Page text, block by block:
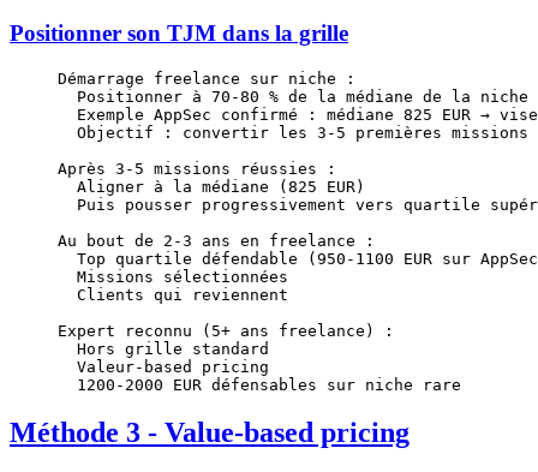
Positionner son TJM dans la grille
Démarrage freelance sur niche :
  Positionner à 70-80 % de la médiane de la niche
Exemple AppSec confirmé : médiane 825 EUR →
Objectif : convertir les 3-5 premières missions
Après 3-5 missions réussies :
  Aligner à la médiane (825 EUR)
Puis pousser progressivement vers quartile
Au bout de 2-3 ans en freelance :
Top quartile défendable (950-1100 EUR sur
  Missions sélectionnées
  Clients qui reviennent
Expert reconnu (5+ ans freelance) :
  Hors grille standard
  Valeur-based pricing
  1200-2000 EUR défensables sur niche rare
Méthode 3 - Value-based pricing